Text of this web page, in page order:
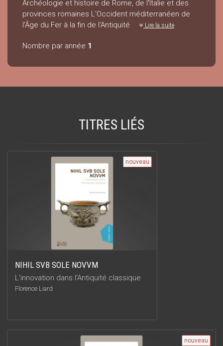
Archéologie et histoire de Rome, de l'Italie et des
provinces romaines L'Occident méditerranéen de
l'Âge du Fer à la fin de l'Antiquité
Lire la suite
Nombre par année 1
TITRES LIÉS
nouveau
NIHIL SVB SOLE NOVVM
L'innovation dans l'Antiquité classique
Florence Liard
nouveau